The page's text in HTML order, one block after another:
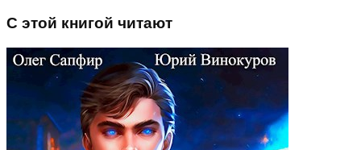
С этой книгой читают